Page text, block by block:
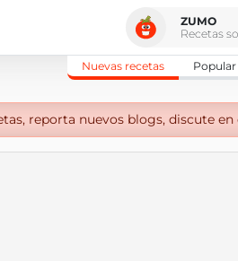
ZUMO
Recetas
Nuevas recetas Popular
reporta nuevos blogs, discute